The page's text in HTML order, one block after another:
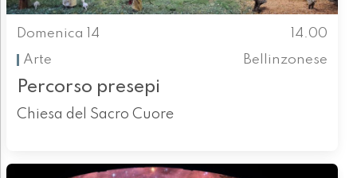
Domenica 14
14.00
Arte
Bellinzonese
Percorso presepi
Chiesa del Sacro Cuore